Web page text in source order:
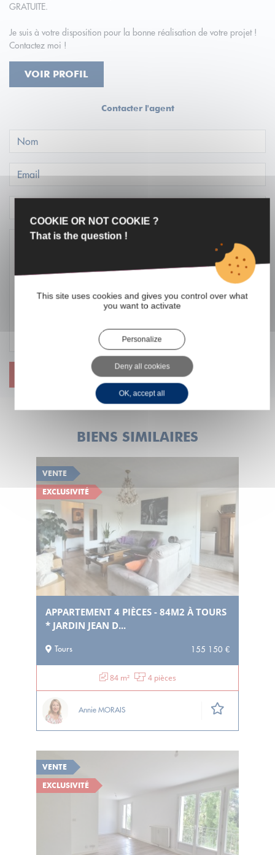
GRATUITE.
Je suis à votre disposition pour la bonne réalisation de votre projet !
Contactez moi !
VOIR PROFIL
Contacter l'agent
BIENS SIMILAIRES
VENTE
EXCLUSIVITÉ
APPARTEMENT 4 PIÈCES - 84M2 À TOURS
* JARDIN JEAN D...
Tours 155 150 €
84 m² 4 pièces
Annie MORAIS
VENTE
EXCLUSIVITÉ
COOKIE OR NOT COOKIE ?
That is the question !
This site uses cookies and gives you control over what
you want to activate
Personalize
Deny all cookies
OK, accept all